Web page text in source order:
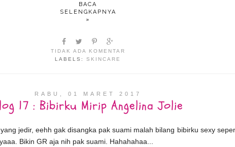
BACA
SELENGKAPNYA
»
TIDAK ADA KOMENTAR
LABELS: SKINCARE
RABU, 01 MARET 2017
17 : Bibirku Mirip Angelina Jolie
jedir, eehh gak disangka pak suami malah bilang bibirku sexy
Bikin GR aja nih pak suami. Hahahahaa...